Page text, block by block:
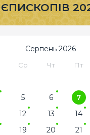
ЄПИСКОПІВ
Серпень 2026
Ср Чт Пт
5 6 7
12 13 14
19 20 21